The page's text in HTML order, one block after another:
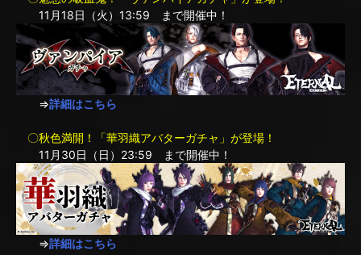
11月18日（火）13:59 まで開催中！
⇒詳細はこちら
〇秋色満開！「華羽織アバターガチャ」が登場！
11月30日（日）23:59 まで開催中！
⇒詳細はこちら